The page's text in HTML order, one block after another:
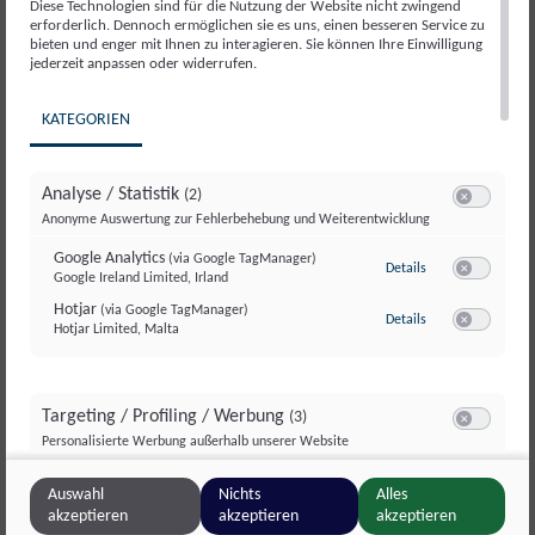
Tunnelblick
Im März 2026 hat die Organisierte eine Projektgruppe
des Team*Aktivs das erste Filmfestival „EYES ON
EARTH“ – ein dreitägiges Programm aus
internationalen...
Diese Technologien sind für die Nutzung der Website nicht zwingend
erforderlich. Dennoch ermöglichen sie es uns, einen besseren Service zu
bieten und enger mit Ihnen zu interagieren. Sie können Ihre Einwilligung
jederzeit anpassen oder widerrufen.
KATEGORIEN
Analyse / Statistik (2)
Anonyme Auswertung zur Fehlerbehebung und Weiterentwicklung
Google Analytics (via Google TagManager)
Google Ireland Limited, Irland
Details zu Google
Hotjar (via Google TagManager)
Hotjar Limited, Malta
Details zu Hotjar (via
Targeting / Profiling / Werbung (3)
Personalisierte Werbung außerhalb unserer Website
Meta Pixel(via Google TagManager)
Meta Platforms Ireland Ltd., Irland
Details zu Meta Pixel
Switch zum
Auswahl
akzeptieren
Nichts
akzeptieren
Alles
akzeptieren